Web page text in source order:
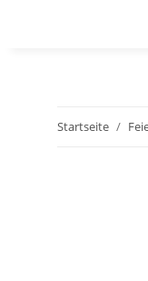
Startseite